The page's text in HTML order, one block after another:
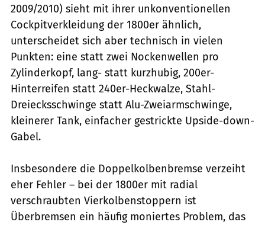
2009/2010) sieht mit ihrer unkonventionellen
Cockpitverkleidung der 1800er ähnlich,
unterscheidet sich aber technisch in vielen
Punkten: eine statt zwei Nockenwellen pro
Zylinderkopf, lang- statt kurzhubig, 200er-
Hinterreifen statt 240er-Heck­walze, Stahl-
Dreiecksschwinge statt Alu-Zweiarmschwinge,
kleinerer Tank, einfacher gestrickte Upside-down-
Gabel.
Insbesondere die Doppelkolben­bremse verzeiht
eher Fehler – bei der 1800er mit radial
verschraubten Vierkolbenstoppern ist
Überbremsen ein häufig moniertes Problem, das